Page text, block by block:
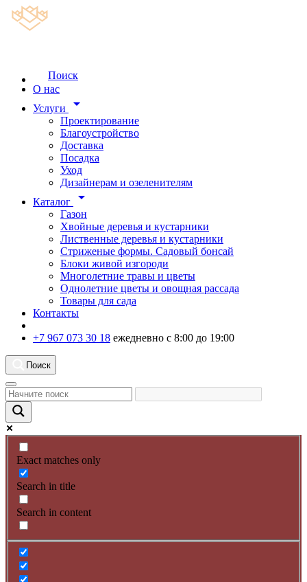
Поиск
О нас
Услуги
arrow_drop_down
Проектирование
Благоустройство
Доставка
Посадка
Уход
Дизайнерам и озеленителям
Каталог
arrow_drop_down
Газон
Хвойные деревья и кустарники
Лиственные деревья и кустарники
Стриженые формы. Садовый бонсай
Блоки живой изгороди
Многолетние травы и цветы
Однолетние цветы и овощная рассада
Товары для сада
Контакты
+7 967 073 30 18 ежедневно с 8:00 до 19:00
Поиск
Exact matches only
Search in title
Search in content